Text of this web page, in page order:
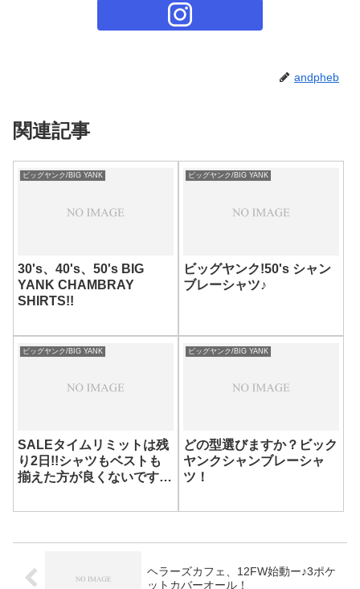
andpheb
関連記事
ビッグヤンク/BIG YANK
30's、40's、50's BIG
YANK CHAMBRAY
SHIRTS!!
ビッグヤンク/BIG YANK
ビッグヤンク!50's シャン
ブレーシャツ♪
ビッグヤンク/BIG YANK
SALEタイムリミットは残
り2日!!シャツもベストも
揃えた方が良くないですか
ビッグヤンク/BIG YANK
どの型選びますか？ビック
ヤンクシャンブレーシャ
ツ！
ヘラーズカフェ、12FW始動ー♪3ポケ
ットカバーオール！